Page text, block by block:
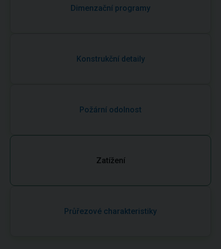
Dimenzační programy
Konstrukční detaily
Požární odolnost
Zatížení
Průřezové charakteristiky